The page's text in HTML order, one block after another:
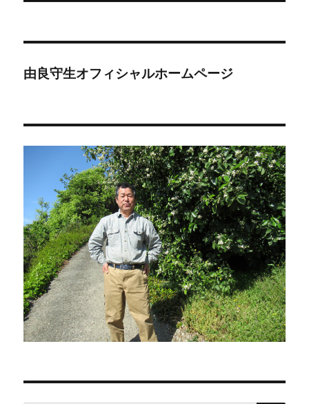
ン
稿:
由良守生オフィシャルホームページ